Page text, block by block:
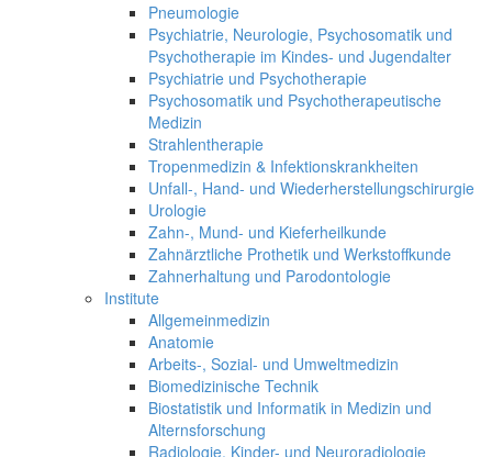
Pneumologie
Psychiatrie, Neurologie, Psychosomatik und
Psychotherapie im Kindes- und Jugendalter
Psychiatrie und Psychotherapie
Psychosomatik und Psychotherapeutische
Medizin
Strahlentherapie
Tropenmedizin & Infektionskrankheiten
Unfall-, Hand- und Wiederherstellungschirurgie
Urologie
Zahn-, Mund- und Kieferheilkunde
Zahnärztliche Prothetik und Werkstoffkunde
Zahnerhaltung und Parodontologie
Institute
Allgemeinmedizin
Anatomie
Arbeits-, Sozial- und Umweltmedizin
Biomedizinische Technik
Biostatistik und Informatik in Medizin und
Alternsforschung
Radiologie, Kinder- und Neuroradiologie